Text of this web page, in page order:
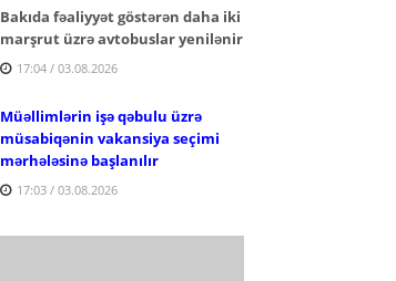
Bakıda fəaliyyət göstərən daha iki
marşrut üzrə avtobuslar yenilənir
17:04 / 03.08.2026
Müəllimlərin işə qəbulu üzrə
müsabiqənin vakansiya seçimi
mərhələsinə başlanılır
17:03 / 03.08.2026